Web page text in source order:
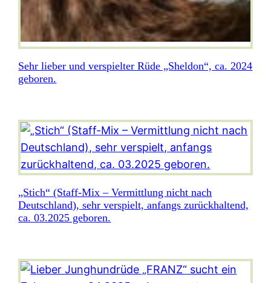
Sehr lieber und verspielter Rüde „Sheldon“, ca. 2024
geboren.
„Stich“ (Staff-Mix – Vermittlung nicht nach
Deutschland), sehr verspielt, anfangs zurückhaltend,
ca. 03.2025 geboren.